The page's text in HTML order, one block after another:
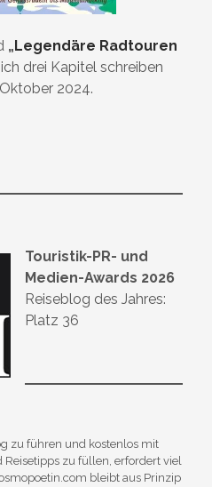
„Legendäre Radtouren
drei Kapitel schreiben
2024.
Touristik-PR- und
Medien-Awards 2026
Reiseblog des Jahres:
Platz 36
zu führen und kostenlos mit
Reisetipps zu füllen, erfordert viel
bleibt aus Prinzip